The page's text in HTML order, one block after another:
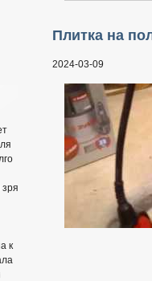
к
Плитка на
2024-03-09